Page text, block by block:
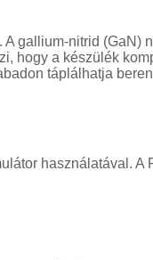
gallium-nitrid (GaN)
hogy a készülék
táplálhatja
használatával. A